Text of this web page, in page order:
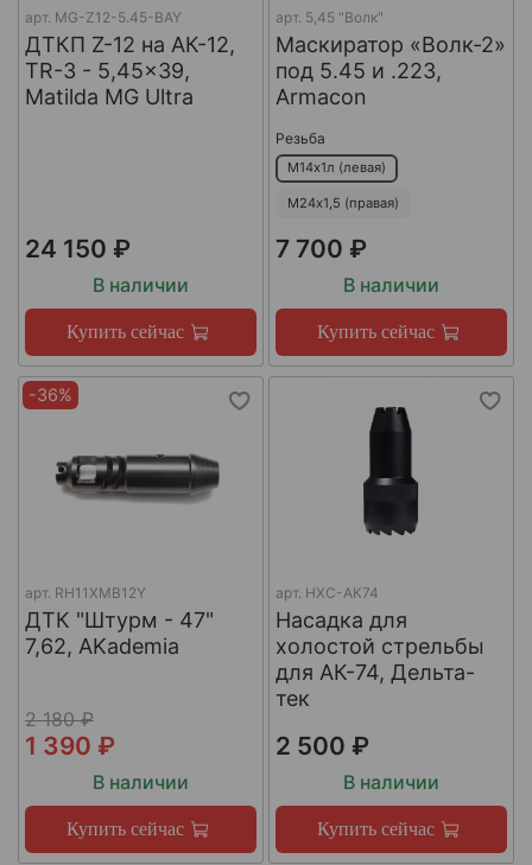
арт. MG-Z12-5.45-BAY
ДТКП Z-12 на АК-12,
TR-3 - 5,45x39,
Matilda MG Ultra
24 150 ₽
В наличии
Купить сейчас
арт. 5,45 "Волк"
Маскиратор «Волк-2»
под 5.45 и .223,
Armacon
Резьба
М14х1л (левая)
М24х1,5 (правая)
7 700 ₽
В наличии
Купить сейчас
-36%
арт. RH11XMB12Y
ДТК "Штурм - 47"
7,62, AKademia
2 180 ₽
1 390 ₽
В наличии
Купить сейчас
арт. НХС-АК74
Насадка для
холостой стрельбы
для АК-74, Дельта-
тек
2 500 ₽
В наличии
Купить сейчас